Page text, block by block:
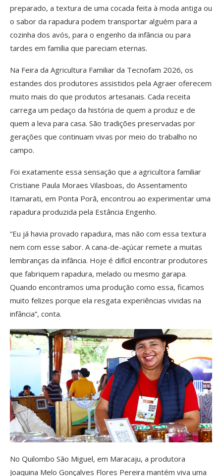
preparado, a textura de uma cocada feita à moda antiga ou
o sabor da rapadura podem transportar alguém para a
cozinha dos avós, para o engenho da infância ou para
tardes em família que pareciam eternas.
Na Feira da Agricultura Familiar da Tecnofam 2026, os
estandes dos produtores assistidos pela Agraer oferecem
muito mais do que produtos artesanais. Cada receita
carrega um pedaço da história de quem a produz e de
quem a leva para casa. São tradições preservadas por
gerações que continuam vivas por meio do trabalho no
campo.
Foi exatamente essa sensação que a agricultora familiar
Cristiane Paula Moraes Vilasboas, do Assentamento
Itamarati, em Ponta Porã, encontrou ao experimentar uma
rapadura produzida pela Estância Engenho.
“Eu já havia provado rapadura, mas não com essa textura
nem com esse sabor. A cana-de-açúcar remete a muitas
lembranças da infância. Hoje é difícil encontrar produtores
que fabriquem rapadura, melado ou mesmo garapa.
Quando encontramos uma produção como essa, ficamos
muito felizes porque ela resgata experiências vividas na
infância”, conta.
No Quilombo São Miguel, em Maracaju, a produtora
Joaquina Melo Gonçalves Flores Pereira mantém viva uma